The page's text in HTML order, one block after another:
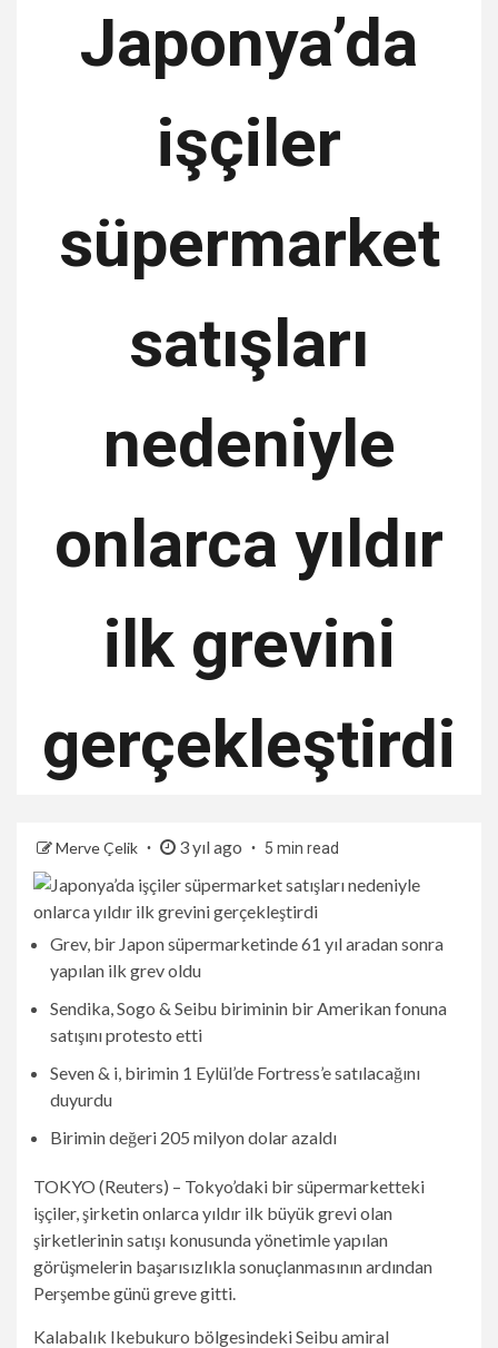
Japonya’da
işçiler
süpermarket
satışları
nedeniyle
onlarca yıldır
ilk grevini
gerçekleştirdi
Merve Çelik 3 yıl ago 5 min read
Grev, bir Japon süpermarketinde 61 yıl aradan sonra
yapılan ilk grev oldu
Sendika, Sogo & Seibu biriminin bir Amerikan fonuna
satışını protesto etti
Seven & i, birimin 1 Eylül’de Fortress’e satılacağını
duyurdu
Birimin değeri 205 milyon dolar azaldı
TOKYO (Reuters) – Tokyo’daki bir süpermarketteki
işçiler, şirketin onlarca yıldır ilk büyük grevi olan
şirketlerinin satışı konusunda yönetimle yapılan
görüşmelerin başarısızlıkla sonuçlanmasının ardından
Perşembe günü greve gitti.
Kalabalık Ikebukuro bölgesindeki Seibu amiral